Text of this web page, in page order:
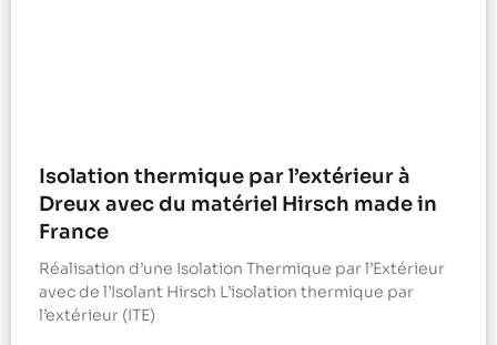
Isolation thermique par l’extérieur à
Dreux avec du matériel Hirsch made in
France
Réalisation d’une Isolation Thermique par l’Extérieur
avec de l’Isolant Hirsch L’isolation thermique par
l’extérieur (ITE)